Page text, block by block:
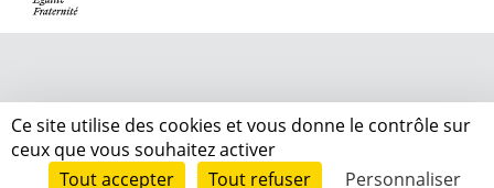
Ce site utilise des cookies et vous donne le contrôle sur
ceux que vous souhaitez activer
Tout accepter
Tout refuser Personnaliser